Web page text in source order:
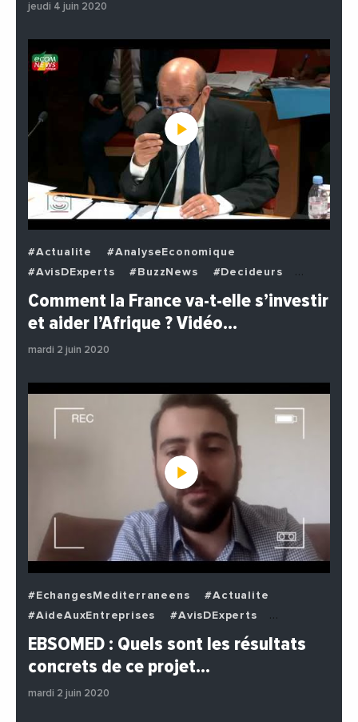
jeudi 4 juin 2020
#Actualite
#AnalyseEconomique
#AvisDExperts
#BuzzNews
#Decideurs
#EchangesMediterraneens
#Economie
#Politique
Comment la France va-t-elle s’investir
et aider l’Afrique ? Vidéo…
mardi 2 juin 2020
#EchangesMediterraneens
#Actualite
#AideAuxEntreprises
#AvisDExperts
#BuzzNews
#Decideurs
#Entreprises
#Institutions
EBSOMED : Quels sont les résultats
concrets de ce projet…
mardi 2 juin 2020